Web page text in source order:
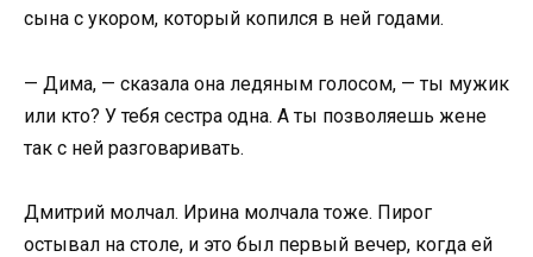
сына с укором, который копился в ней годами.
— Дима, — сказала она ледяным голосом, — ты мужик
или кто? У тебя сестра одна. А ты позволяешь жене
так с ней разговаривать.
Дмитрий молчал. Ирина молчала тоже. Пирог
остывал на столе, и это был первый вечер, когда ей